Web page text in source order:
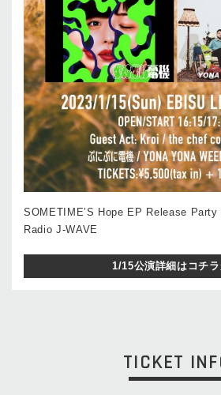
SOMETIME’S Hope EP Release
Radio J-WAVE
1/15公演詳細はコチラ
TICKET